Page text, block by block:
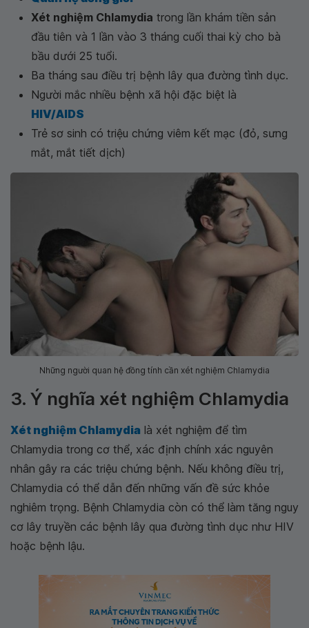
Xét nghiệm Chlamydia trong lần khám tiền sản
đầu tiên và 1 lần vào 3 tháng cuối thai kỳ cho bà
bầu dưới 25 tuổi.
Ba tháng sau điều trị bệnh lây qua đường tình dục.
Người mắc nhiều bệnh xã hội đặc biệt là
HIV/AIDS
Trẻ sơ sinh có triệu chứng viêm kết mạc (đỏ, sưng
mắt, mắt tiết dịch)
Những người quan hệ đồng tính cần xét nghiệm Chlamydia
3. Ý nghĩa xét nghiệm Chlamydia
Xét nghiệm Chlamydia là xét nghiệm để tìm
Chlamydia trong cơ thể, xác định chính xác nguyên
nhân gây ra các triệu chứng bệnh. Nếu không điều trị,
Chlamydia có thể dẫn đến những vấn đề sức khỏe
nghiêm trọng. Bệnh Chlamydia còn có thể làm tăng nguy
cơ lây truyền các bệnh lây qua đường tình dục như HIV
hoặc bệnh lậu.